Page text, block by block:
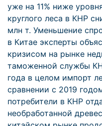
уже на 11% ниже
круглого леса в КНР
млн т. Уменьшение
в Китае эксперты
кризисом на рынке
таможенной службы
года в целом импорт
сравнении с 2019
потребители в КНР
необработанной